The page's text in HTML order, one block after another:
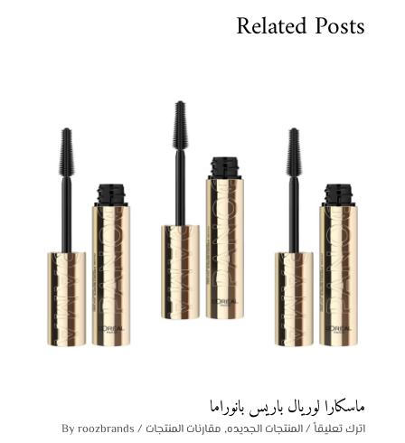
Related Posts
ماسكارا لوريال باريس بانوراما
اترك تعليقاً/المنتجات الجديده, مقارنات المنتجات / By
roozbrands